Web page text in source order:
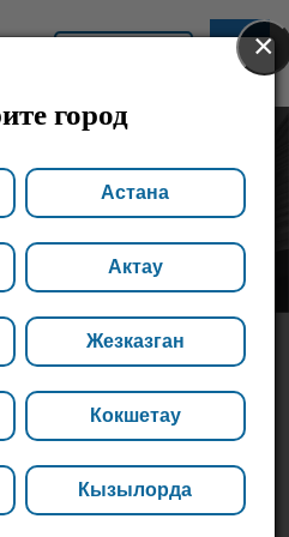
×
город
Астана
Актау
Жезказган
Кокшетау
Кызылорда